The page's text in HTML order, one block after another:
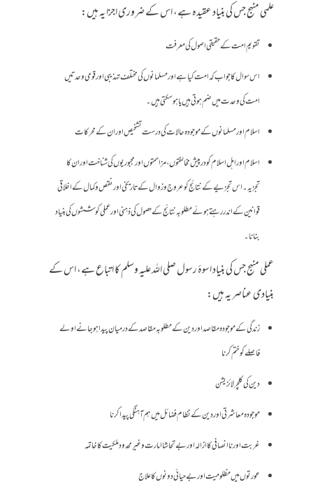
علمی منہج جس کی بنیاد عقیدہ ہے، اس کے ضروری اجزا یہ ہیں:
تقویم امت کے حقیقی اصول کی معرفت
اس سوال کا جواب کہ امت کیا ہے اور مسلمانوں کی مختلف تہذیبی اور قومی وحدتیں
امت کی وحدت میں ضم ہوتی ہیں یا ہو سکتی ہیں۔
اسلام اور مسلمانوں کے موجودہ حالات کی درست تشخیص اور ان کے محرکات
اسلام اور اہل اسلام کو درپیش مخالفتوں، مزاحمتوں اور مجبوریوں کی شناخت اور ان کا
تجزیہ۔ اس تجزیے کے نتائج کو عروج و زوال کے تاریخی اور نقص و کمال کے اخلاقی
قوانین کے اندر رہتے ہوئے مطلوبہ نتائج کے حصول کی ذہنی اور عملی کوششوں کی بنیاد
بنانا۔
عملی منہج جس کی بنیاد اسوۂ رسول صلی اللہ علیہ وسلم کا اتباع ہے، اس کے
بنیادی عناصر یہ ہیں:
زندگی کے موجودہ مقاصد اور دین کے مطلوبہ مقاصد کے درمیان پیدا ہو جانے اولے
فاصلے کو ختم کرنا
دین کی کلچرلائزیشن
موجودہ معاشرتی اور دین کے نظام فضائل میں ہم آہنگی پیدا کرنا
غربت اور نا انصافی کا ازالہ اور بے تحاشا امارت و غیر محدود ملکیت کا خاتمہ
عورتوں میں مظلومیت اور بے حیائی دونوں کا علاج